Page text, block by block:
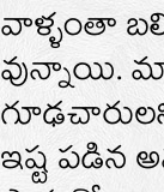
వాళ్ళంతా
వున్నాయి.
ఇష్ట పడిన